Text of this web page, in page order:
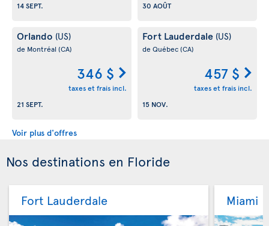
14 SEPT.
30 AOÛT
Orlando (US)
de Montréal (CA)
346 $
taxes et frais incl.
21 SEPT.
Fort Lauderdale (US)
de Québec(CA)
457 $
taxes et frais incl.
15 NOV.
Voir plus d'offres
Nos destinations en Floride
Fort Lauderdale Miami